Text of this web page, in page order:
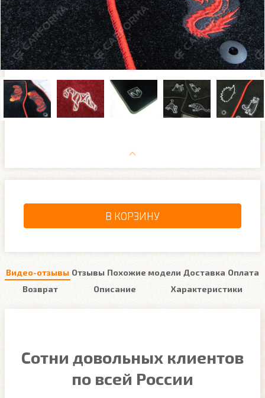
В КОРЗИНУ
Видео-отзывы Отзывы Похожие модели Доставка Оплата
Возврат
Описание Характеристики
Сотни довольных клиентов
по всей России